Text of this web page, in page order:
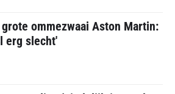
ommezwaai Aston Martin:
erg slecht'